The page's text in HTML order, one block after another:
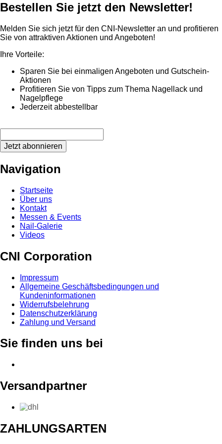
Bestellen Sie jetzt den Newsletter!
Melden Sie sich jetzt für den CNI-Newsletter an und profitieren
Sie von attraktiven Aktionen und Angeboten!
Ihre Vorteile:
Sparen Sie bei einmaligen Angeboten und Gutschein-
Aktionen
Profitieren Sie von Tipps zum Thema Nagellack und
Nagelpflege
Jederzeit abbestellbar
Jetzt abonnieren
Navigation
Startseite
Über uns
Kontakt
Messen & Events
Nail-Galerie
Videos
CNI Corporation
Impressum
Allgemeine Geschäftsbedingungen und
Kundeninformationen
Widerrufsbelehrung
Datenschutzerklärung
Zahlung und Versand
Sie finden uns bei
Versandpartner
ZAHLUNGSARTEN